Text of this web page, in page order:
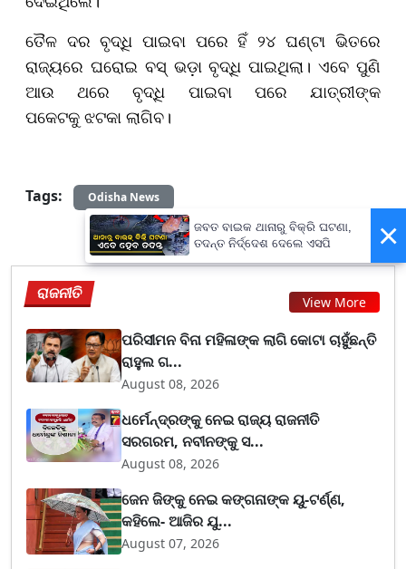
ତୈଳ ଦର ବୃଦ୍ଧି ପାଇବା ପରେ ହିଁ ୨୪ ଘଣ୍ଟା ଭିତରେ
ରାଜ୍ୟରେ ଘରୋଇ ବସ୍ ଭଡ଼ା ବୃଦ୍ଧି ପାଇଥିଲା। ଏବେ ପୁଣି
ଆଉ ଥରେ ବୃଦ୍ଧି ପାଇବା ପରେ ଯାତ୍ରୀଙ୍କ
ପକେଟକୁ ଝଟକା ଲାଗିବ।
Tags: Odisha News
ରାଜନୀତି View More
ପରିସୀମନ ବିନା ମହିଳାଙ୍କ ଲାଗି କୋଟା ଚାହୁଁଛନ୍ତି
ରାହୁଲ ଗ...
August 08, 2026
ଧର୍ମେନ୍ଦ୍ରଙ୍କୁ ନେଇ ରାଜ୍ୟ ରାଜନୀତି
ସରଗରମ, ନବୀନଙ୍କୁ ସ...
August 08, 2026
ଜେନ ଜିଙ୍କୁ ନେଇ କଙ୍ଗନାଙ୍କ ୟୁ-ଟର୍ଣ୍ଣ,
କହିଲେ- ଆଜିର ଯୁ...
August 07, 2026
×
ଜବତ ବାଇକ ଥାନାରୁ ବିକ୍ରି ଘଟଣା,
ତଦନ୍ତ ନିର୍ଦ୍ଦେଶ ଦେଲେ ଏସପି